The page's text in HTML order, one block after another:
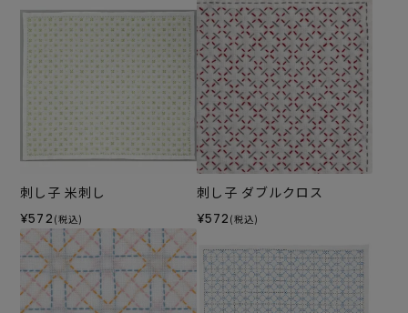
刺し子 米刺し
¥572 (税込)
刺し子 ダブルクロス
¥572 (税込)